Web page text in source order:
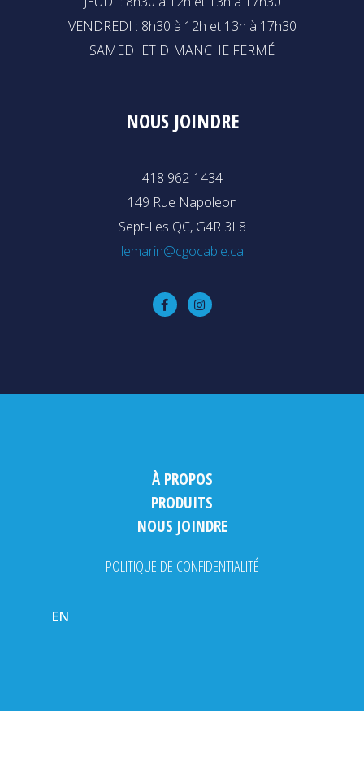
VENDREDI : 8h30 à 12h et 13h à 17h30
SAMEDI ET DIMANCHE FERMÉ
NOUS JOINDRE
418 962-1434
149 Rue Napoleon
Sept-Iles QC, G4R 3L8
lemarin@cgocable.ca
À PROPOS
PRODUITS
NOUS JOINDRE
POLITIQUE DE CONFIDENTIALITÉ
EN